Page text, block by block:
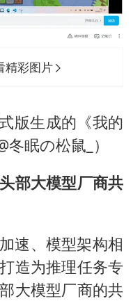
精彩图片
版生成的《我的
眠の松鼠_）
部大模型厂商共
速、模型架构相
造为推理任务专
大模型厂商的共